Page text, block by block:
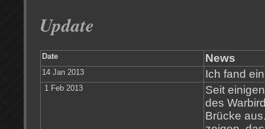
Update
Date News
14 Jan 2013 Ich fand
1 Feb 2013
Seit
des
Brücke